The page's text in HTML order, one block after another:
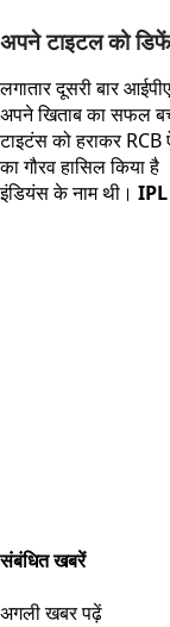
अपने टाइटल को
लगातार दूसरी बार
अपने खिताब का सफल
टाइटंस को हराकर RCB
का गौरव हासिल किया
इंडियंस के नाम थी।
संबंधित खबरें
अगली खबर पढ़ें